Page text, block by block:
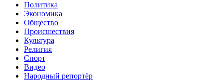
Политика
Экономика
Общество
Происшествия
Культура
Религия
Спорт
Видео
Народный репортёр